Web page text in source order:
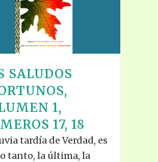
SALUDOS
1,
17, 18
tardía de Verdad, es
tanto, la última, la